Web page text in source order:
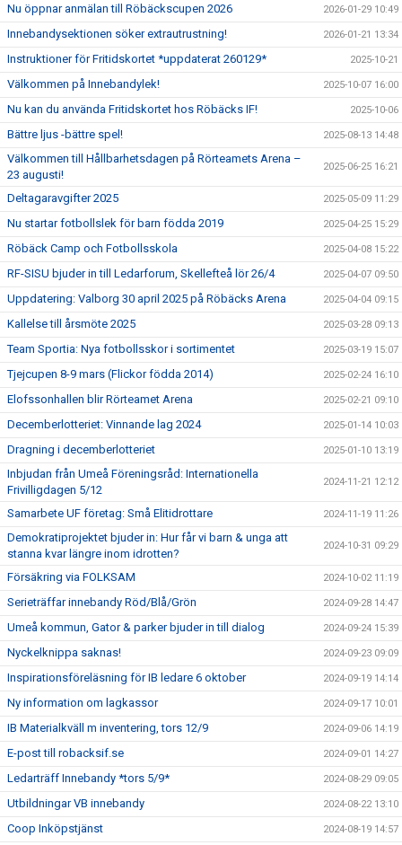
Nu öppnar anmälan till Röbäckscupen 2026 2026-01-29 10:49
Innebandysektionen söker extrautrustning! 2026-01-21 13:34
Instruktioner för Fritidskortet *uppdaterat 260129* 2025-10-21
Välkommen på Innebandylek! 2025-10-07 16:00
Nu kan du använda Fritidskortet hos Röbäcks IF! 2025-10-06
Bättre ljus -bättre spel! 2025-08-13 14:48
Välkommen till Hållbarhetsdagen på Rörteamets Arena –
23 augusti!
2025-06-25 16:21
Deltagaravgifter 2025 2025-05-09 11:29
Nu startar fotbollslek för barn födda 2019 2025-04-25 15:29
Röbäck Camp och Fotbollsskola 2025-04-08 15:22
RF-SISU bjuder in till Ledarforum, Skellefteå lör 26/4 2025-04-07 09:50
Uppdatering: Valborg 30 april 2025 på Röbäcks Arena 2025-04-04 09:15
Kallelse till årsmöte 2025 2025-03-28 09:13
Team Sportia: Nya fotbollsskor i sortimentet 2025-03-19 15:07
Tjejcupen 8-9 mars (Flickor födda 2014) 2025-02-24 16:10
Elofssonhallen blir Rörteamet Arena 2025-02-21 09:10
Decemberlotteriet: Vinnande lag 2024 2025-01-14 10:03
Dragning i decemberlotteriet 2025-01-10 13:19
Inbjudan från Umeå Föreningsråd: Internationella
Frivilligdagen 5/12
2024-11-21 12:12
Samarbete UF företag: Små Elitidrottare 2024-11-19 11:26
Demokratiprojektet bjuder in: Hur får vi barn & unga att
stanna kvar längre inom idrotten?
2024-10-31 09:29
Försäkring via FOLKSAM 2024-10-02 11:19
Serieträffar innebandy Röd/Blå/Grön 2024-09-28 14:47
Umeå kommun, Gator & parker bjuder in till dialog 2024-09-24 15:39
Nyckelknippa saknas! 2024-09-23 09:09
Inspirationsföreläsning för IB ledare 6 oktober 2024-09-19 14:14
Ny information om lagkassor 2024-09-17 10:01
IB Materialkväll m inventering, tors 12/9 2024-09-06 14:19
E-post till robacksif.se 2024-09-01 14:27
Ledarträff Innebandy *tors 5/9* 2024-08-29 09:05
Utbildningar VB innebandy 2024-08-22 13:10
Coop Inköpstjänst 2024-08-19 14:57